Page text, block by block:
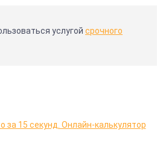
услугой срочного